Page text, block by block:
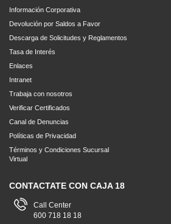
Información Corporativa
Devolución por Saldos a Favor
Descarga de Solicitudes y Reglamentos
Tasa de Interés
Enlaces
Intranet
Trabaja con nosotros
Verificar Certificados
Canal de Denuncias
Políticas de Privacidad
Términos y Condiciones Sucursal
Virtual
CONTACTATE CON CAJA 18
Call Center
600 718 18 18